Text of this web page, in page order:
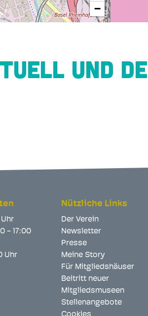
−
UND
- 17:00
Uhr
Nützliche Links
Der Verein
Newsletter
Presse
Meine Story
Für Mitgliedshäuser
Beitritt neuer
Mitgliedsmuseen
Stellenangebote